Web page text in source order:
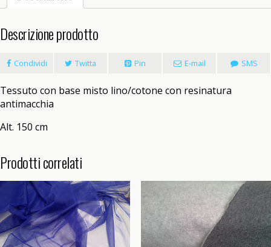
Descrizione prodotto
Condividi Twitta Pin E-mail SMS
Tessuto con base misto lino/cotone con resinatura
antimacchia
Alt. 150 cm
Prodotti correlati